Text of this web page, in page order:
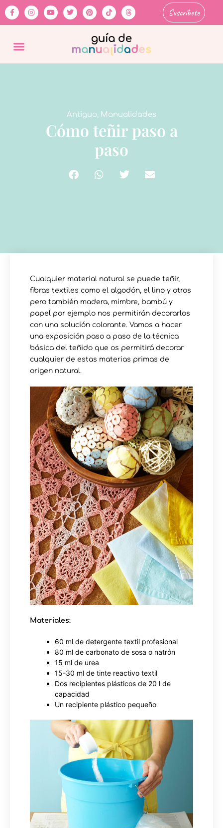
Suscríbete
Antiguo, Manualidades
Cómo teñir paso a
paso
Cualquier material natural se puede teñir,
fibras textiles como el algodón, el lino y otros
pero también madera, mimbre, bambú y
papel por ejemplo nos permitirán decorarlos
con una solución colorante. Vamos a hacer
una exposición paso a paso de la técnica
básica del teñido que os permitirá decorar
cualquier de estas materias primas de
origen natural.
Materiales:
60 ml de detergente textil profesional
80 ml de carbonato de sosa o natrón
15 ml de urea
15-30 ml de tinte reactivo textil
Dos recipientes plásticos de 20 l de
capacidad
Un recipiente plástico pequeño